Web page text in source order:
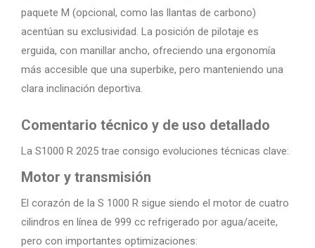
paquete M (opcional, como las llantas de carbono)
acentúan su exclusividad. La posición de pilotaje es
erguida, con manillar ancho, ofreciendo una ergonomía
más accesible que una superbike, pero manteniendo una
clara inclinación deportiva.
Comentario técnico y de uso detallado
La S1000 R 2025 trae consigo evoluciones técnicas clave:
Motor y transmisión
El corazón de la S 1000 R sigue siendo el motor de cuatro
cilindros en línea de 999 cc refrigerado por agua/aceite,
pero con importantes optimizaciones: